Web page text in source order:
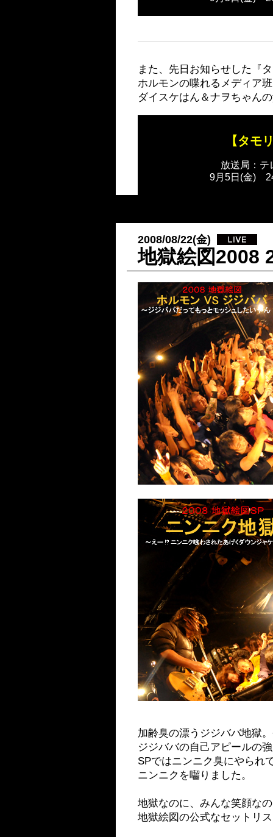
また、先日お知らせした『
ホルモンの喋れるメディア
ダイスケはん＆ナヲちゃん
【タモ
放送局：テ
9月5日(金)
2008/08/22(金)
地獄絵図2008
加齢臭の漂うジジババ地獄
ジジババの自己アピールの
SPではニンニク臭にやられ
ニンニクを囓りました。
地獄なのに、みんな笑顔な
地獄絵図の公式なセットリ